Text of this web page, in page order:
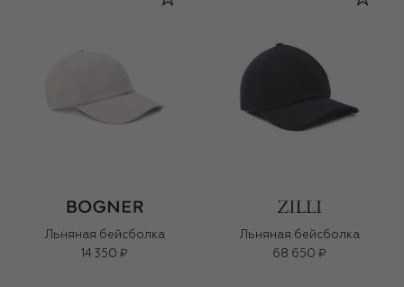
Льняная бейсболка
14 350 ₽
Льняная бейсболка
68 650 ₽